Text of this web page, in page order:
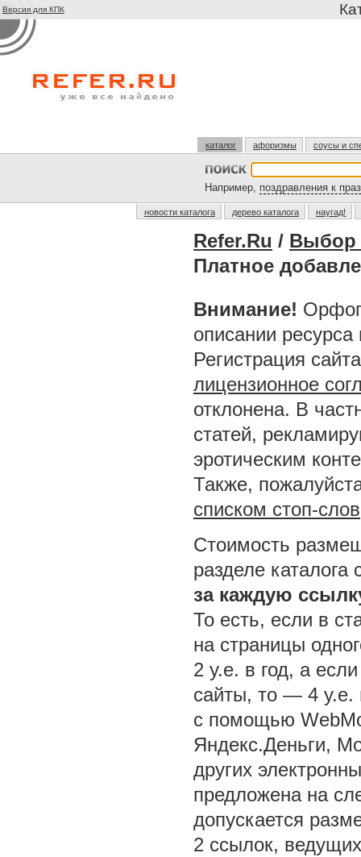
Версия для КПК
каталог афоризмы соусы и
Например, поздравления к
новости каталога дерево каталога наугад!
Refer.Ru / Выбор
Платное
Внимание!
описании
Регистрация
лицензионное
отклонена. В
статей,
эротическим
Также,
списком стоп-слов
Стоимость
разделе каталога
за каждую
То есть, если в
на страницы
2 у.е. в год, а
сайты, то — 4 у.е.
с помощью
Яндекс.Деньги,
других
предложена на
допускается
2 ссылок,